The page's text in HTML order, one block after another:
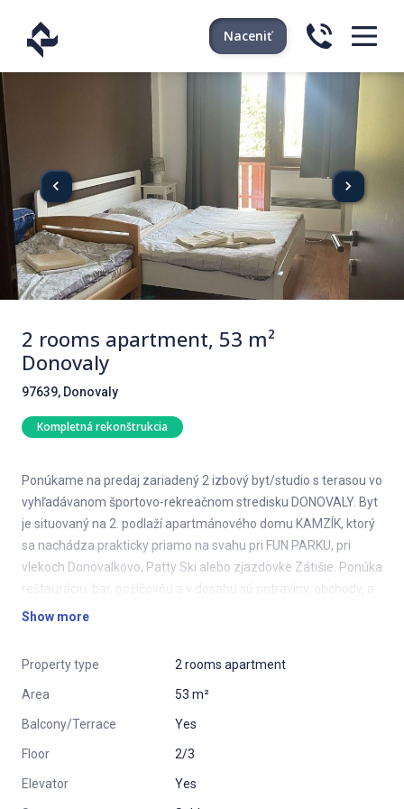
Naceniť
2 rooms apartment, 53 m²
Donovaly
97639, Donovaly
Kompletná rekonštrukcia
Ponúkame na predaj zariadený 2 izbový byt/studio s terasou vo
vyhľadávanom športovo-rekreačnom stredisku DONOVALY. Byt
je situovaný na 2. podlaží apartmánového domu KAMZÍK, ktorý
sa nachádza prakticky priamo na svahu pri FUN PARKU, pri
vlekoch Donovalkovo, Patty Ski alebo zjazdovke Zátišie. Ponúka
reštauráciu, bar, požičovňu a v dosahu sú potraviny, obchody, a
wellness v okolitých hoteloch.
kúpeľne so sprchovým kútom, obývacej izby s jedálňou a
kuchyňou, samostatnej spálne a veľkej terasy, na ktorú je
linkou tak, že sa dá rovno užívať alebo prenajímať. Kúrenie je
elektrické, vlastný kotol na ohrev vody.
Výhodou je, že táto nehnuteľnosť je evidovaná ako BYT a je tak
Show more
Property type 2 rooms apartment
Area 53 m²
Balcony/Terrace Yes
Floor 2/3
Elevator Yes